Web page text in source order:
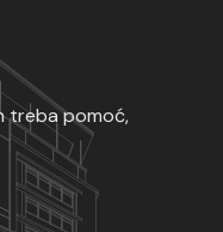
treba pomoć,